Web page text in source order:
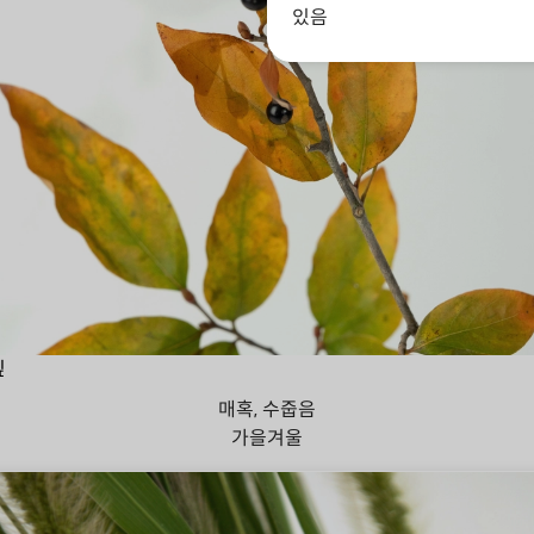
매혹, 수줍음
가을겨울
있음